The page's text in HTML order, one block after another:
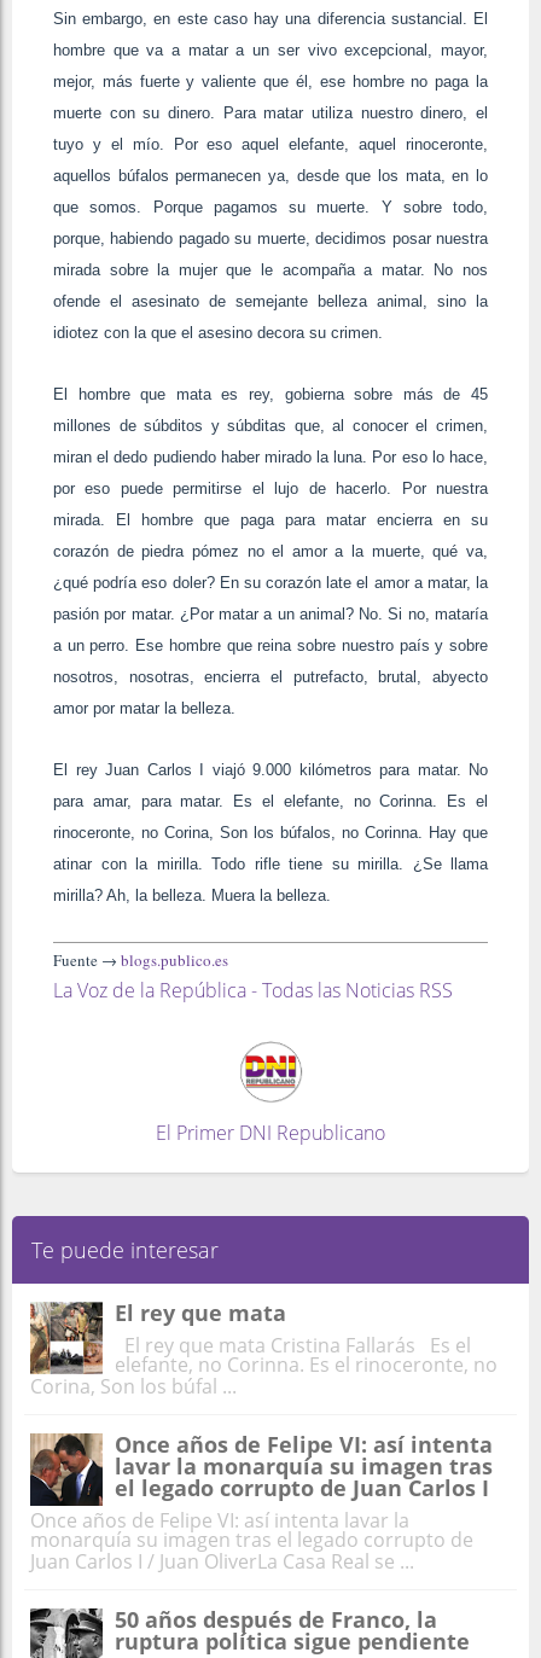
Sin embargo, en este caso hay una diferencia sustancial. El
hombre que va a matar a un ser vivo excepcional, mayor,
mejor, más fuerte y valiente que él, ese hombre no paga la
muerte con su dinero. Para matar utiliza nuestro dinero, el
tuyo y el mío. Por eso aquel elefante, aquel rinoceronte,
aquellos búfalos permanecen ya, desde que los mata, en lo
que somos. Porque pagamos su muerte. Y sobre todo,
porque, habiendo pagado su muerte, decidimos posar nuestra
mirada sobre la mujer que le acompaña a matar. No nos
ofende el asesinato de semejante belleza animal, sino la
idiotez con la que el asesino decora su crimen.
El hombre que mata es rey, gobierna sobre más de 45
millones de súbditos y súbditas que, al conocer el crimen,
miran el dedo pudiendo haber mirado la luna. Por eso lo hace,
por eso puede permitirse el lujo de hacerlo. Por nuestra
mirada. El hombre que paga para matar encierra en su
corazón de piedra pómez no el amor a la muerte, qué va,
¿qué podría eso doler? En su corazón late el amor a matar, la
pasión por matar. ¿Por matar a un animal? No. Si no, mataría
a un perro. Ese hombre que reina sobre nuestro país y sobre
nosotros, nosotras, encierra el putrefacto, brutal, abyecto
amor por matar la belleza.
El rey Juan Carlos I viajó 9.000 kilómetros para matar. No
para amar, para matar. Es el elefante, no Corinna. Es el
rinoceronte, no Corina, Son los búfalos, no Corinna. Hay que
atinar con la mirilla. Todo rifle tiene su mirilla. ¿Se llama
mirilla? Ah, la belleza. Muera la belleza.
Fuente → blogs.publico.es
La Voz de la República - Todas las Noticias RSS
El Primer DNI Republicano
Te puede interesar
El rey que mata
El rey que mata Cristina Fallarás Es el
elefante, no Corinna. Es el rinoceronte, no
Corina, Son los búfal ...
Once años de Felipe VI: así intenta
lavar la monarquía su imagen tras
el legado corrupto de Juan Carlos I
Once años de Felipe VI: así intenta lavar la
monarquía su imagen tras el legado corrupto de
Juan Carlos I / Juan OliverLa Casa Real se ...
50 años después de Franco, la
ruptura política sigue pendiente